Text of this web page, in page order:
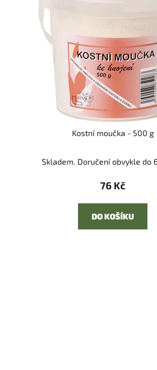
Kostní moučka - 500 g
Skladem. Doručení obvykle do
76 Kč
DO KOŠÍKU